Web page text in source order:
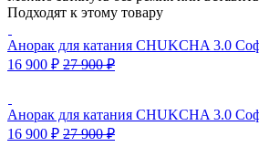
Подходят к этому товару
Анорак для катания CHUKCHA 3.0
16 900 ₽ 27 900₽
Анорак для катания CHUKCHA 3.0
16 900 ₽ 27 900₽